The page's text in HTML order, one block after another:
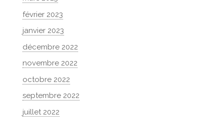
février 2023
janvier 2023
décembre 2022
novembre 2022
octobre 2022
septembre 2022
juillet 2022